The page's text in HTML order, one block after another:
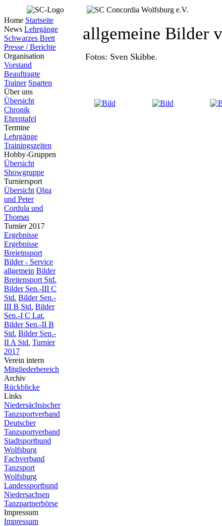
Home Startseite
News Lehrgänge
Schwarzes Brett
Presse / Berichte
Organisation
Vorstand
Beauftragte
Trainer Sparten
Über uns
Übersicht
Chronik
Ehrentafel
Termine
Lehrgänge
Trainingszeiten
Hobby-Gruppen
Übersicht
Showgruppe
Turniersport
Übersicht Olga
und Peter
Cordula und
Thomas
Turnier 2017
Ergebnisse
Ergebnisse
Breietnsport
Bilder - Service
allgemein Bilder
Breitensport Std.
Bilder Sen.-III C
Std. Bilder Sen.-
III B Std. Bilder
Sen.-I C Lat.
Bilder Sen.-II B
Std. Bilder Sen.-
II A Std. Turnier
2017
Verein intern
Mitgliederbereich
Archiv
Rückblicke
Links
Niedersächsischer
Tanzsportverband
Deutscher
Tanzsportverband
Stadtsportbund
Wolfsburg
Fachverband
Tanzsport
Wolfsburg
Landessportbund
Niedersachsen
Tanzpartnerbörse
Impressum
Impressum
allgemeine Bilder
Fotos: Sven Skibbe.